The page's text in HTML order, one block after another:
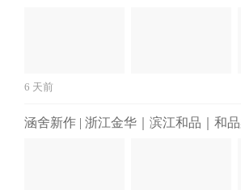
6 天前
涵舍新作 | 浙江金华｜滨江和品｜和